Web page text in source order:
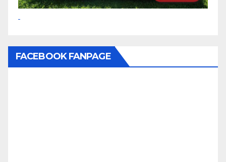
FACEBOOK FANPAGE